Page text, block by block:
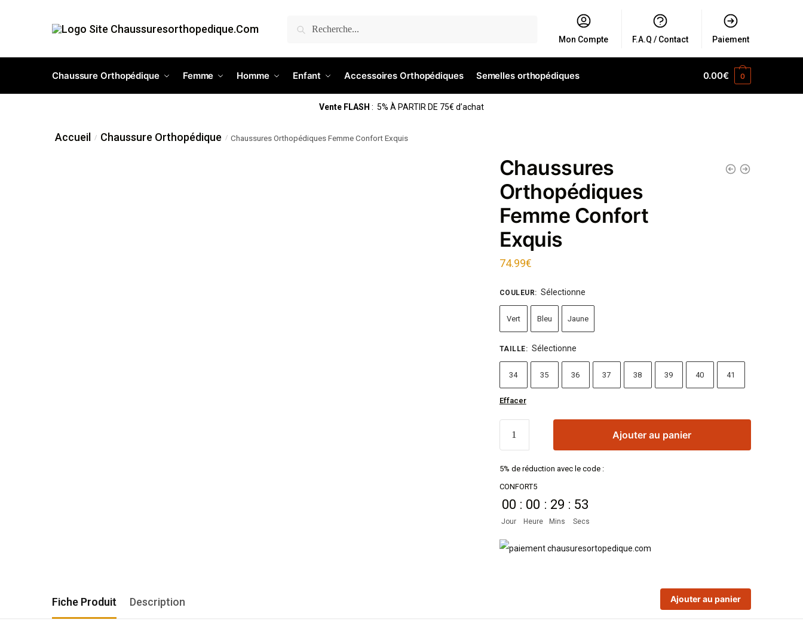
Recherche Mon Compte F.A.Q / Contact Paiement
Chaussure Orthopédique Femme Homme Enfant Accessoires Orthopédiques Semelles orthopédiques 0.00€ 0
Vente FLASH : 5% À PARTIR DE 75€ d’achat
Accueil / Chaussure Orthopédique / Chaussures Orthopédiques Femme Confort Exquis
Chaussures
Orthopédiques
Femme Confort
Exquis
74.99€
COULEUR: Sélectionne
Vert Bleu Jaune
TAILLE: Sélectionne
34 35 36 37 38 39 40 41
Effacer
Ajouter au panier
5% de réduction avec le code :
CONFORT5
00
Jour
: 00
Heure
: 29
Mins
: 52
Secs
Fiche Produit Description Ajouter au panier